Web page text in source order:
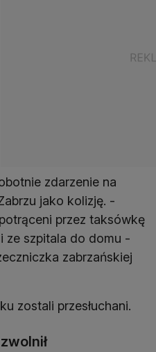
zdarzenie na
jako kolizję. -
przez taksówkę
ze szpitala do domu -
zabrzańskiej
zostali przesłuchani.